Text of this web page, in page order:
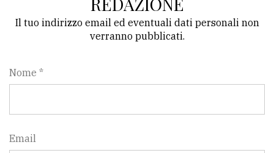
Il tuo indirizzo email ed eventuali dati personali non
verranno pubblicati.
Nome *
Email